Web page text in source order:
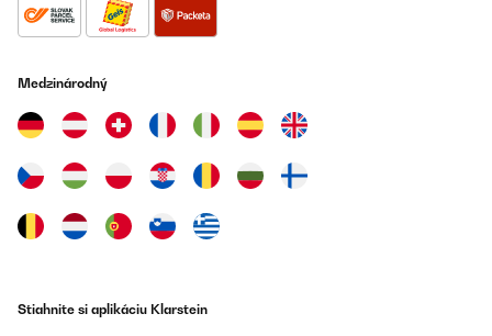
Medzinárodný
Stiahnite si aplikáciu Klarstein